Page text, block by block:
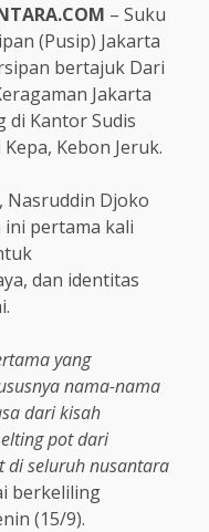
– Suku
(Pusip) Jakarta
bertajuk Dari
Jakarta
di Kantor Sudis
Kebon Jeruk.
Nasruddin Djoko
pertama kali
dan identitas
yang
nama-nama
dari kisah
pot dari
di seluruh nusantara
berkeliling
(15/9).